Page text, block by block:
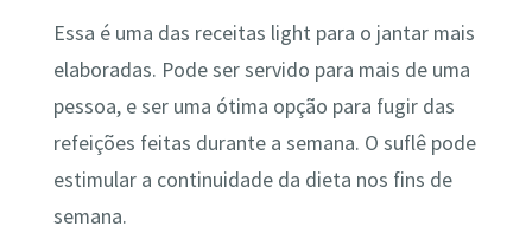
Essa é uma das receitas light para o jantar mais
elaboradas. Pode ser servido para mais de uma
pessoa, e ser uma ótima opção para fugir das
refeições feitas durante a semana. O suflê pode
estimular a continuidade da dieta nos fins de
semana.